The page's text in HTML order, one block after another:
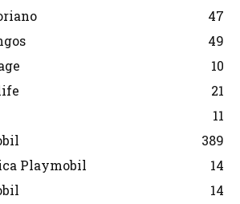
47
49
10
21
11
389
Playmobil
14
14